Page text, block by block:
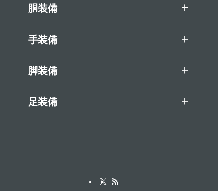
胴装備
手装備
脚装備
足装備